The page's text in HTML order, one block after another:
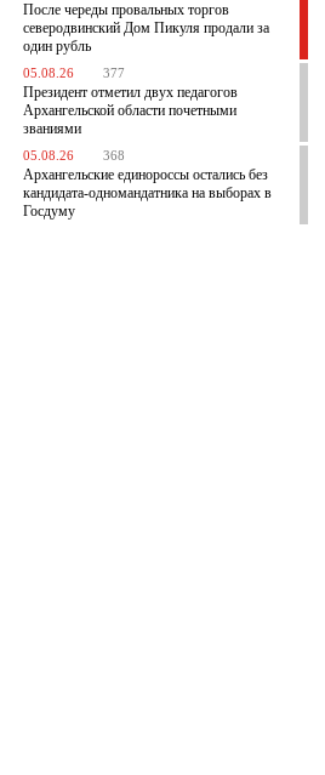
После череды провальных торгов
северодвинский Дом Пикуля продали за
один рубль
05.08.26 377
Президент отметил двух педагогов
Архангельской области почетными
званиями
05.08.26 368
Архангельские единороссы остались без
кандидата-одномандатника на выборах в
Госдуму